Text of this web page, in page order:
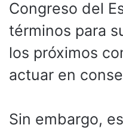
Congreso del
términos para
los próximos
actuar en
Sin embargo,